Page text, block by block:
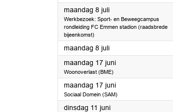
maandag 8 juli2024
Werkbezoek: Sport- en Beweegcampus
rondleiding FC Emmen stadion (raadsbrede
bijeenkomst)
maandag 8 juli2024
maandag 17 juni2024
Woonoverlast (BME)
maandag 17 juni2024
Sociaal Domein (SAM)
dinsdag 11 juni2024